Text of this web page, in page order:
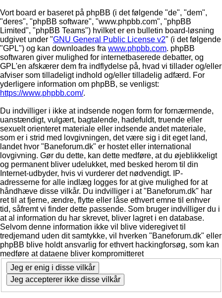
Vort board er baseret på phpBB (i det følgende "de", "dem",
"deres", "phpBB software", "www.phpbb.com", "phpBB
Limited", "phpBB Teams") hvilket er en bulletin board-løsning
udgivet under "GNU General Public License v2" (i det følgende
"GPL") og kan downloades fra www.phpbb.com. phpBB
softwaren giver mulighed for internetbaserede debatter, og
GPL'en afskærer dem fra indflydelse på, hvad vi tillader og/eller
afviser som tilladeligt indhold og/eller tilladelig adfærd. For
yderligere information om phpBB, se venligst:
https://www.phpbb.com/.
Du indvilliger i ikke at indsende nogen form for fornærmende,
uanstændigt, vulgært, bagtalende, hadefuldt, truende eller
sexuelt orienteret materiale eller indsende andet materiale,
som er i strid med lovgivningen, det være sig i dit eget land,
landet hvor "Baneforum.dk" er hostet eller international
lovgivning. Gør du dette, kan dette medføre, at du øjeblikkeligt
og permanent bliver udelukket, med besked herom til din
Internet-udbyder, hvis vi vurderer det nødvendigt. IP-
adresserne for alle indlæg logges for at give mulighed for at
håndhæve disse vilkår. Du indvilliger i at "Baneforum.dk" har
ret til at fjerne, ændre, flytte eller låse ethvert emne til enhver
tid, såfremt vi finder dette passende. Som bruger indvilliger du i
at al information du har skrevet, bliver lagret i en database.
Selvom denne information ikke vil blive videregivet til
tredjemand uden dit samtykke, vil hverken "Baneforum.dk" eller
phpBB blive holdt ansvarlig for ethvert hackingforsøg, som kan
medføre at dataene bliver kompromitteret